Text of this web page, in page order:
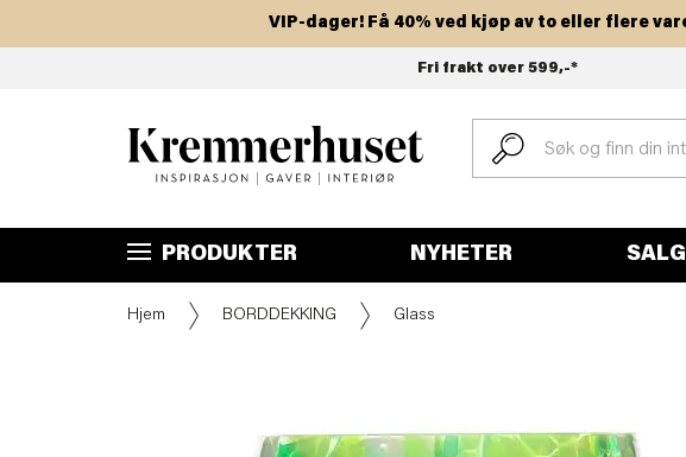
Hopp
VIP-dager! Få 40% ved kjøp av to eller flere
Fri frakt over 599,-*
PRODUKTER NYHETER SALG
Hjem BORDDEKKING Glass